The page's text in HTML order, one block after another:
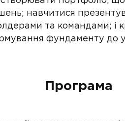
навчитися
та командами; і
фундаменту до
Програма